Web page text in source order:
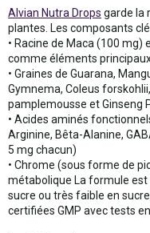
Alvian Nutra Drops garde la
plantes. Les composants
• Racine de Maca (100
comme éléments
• Graines de Guarana,
Gymnema, Coleus
pamplemousse et Ginseng
• Acides aminés
Arginine, Bêta-Alanine,
5 mg chacun)
• Chrome (sous forme de
métabolique La formule est
sucre ou très faible en
certifiées GMP avec tests